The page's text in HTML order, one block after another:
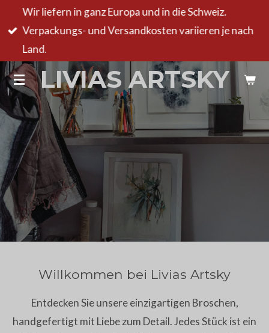
Zum
Hauptinhalt
springen
LIVIAS ARTSKY
Wir liefern in ganz Europa und in die Schweiz.
Verpackungs- und Versandkosten variieren je nach
Land.
Willkommen bei Livias Artsky
Entdecken Sie unsere einzigartigen Broschen,
handgefertigt mit Liebe zum Detail. Jedes Stück ist ein